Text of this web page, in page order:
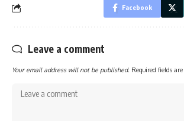
Facebook
Leave a comment
Your email address will not be published. Required fields